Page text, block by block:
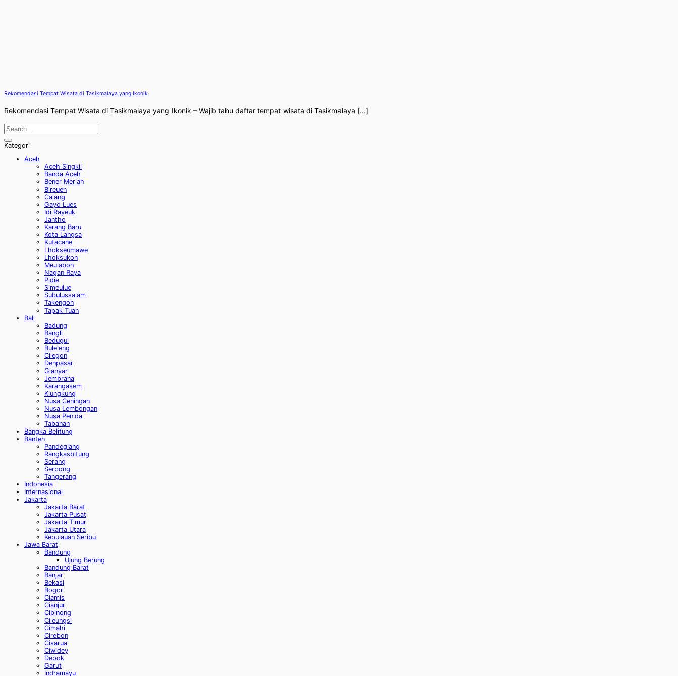
Rekomendasi Tempat Wisata di Tasikmalaya yang Ikonik
Rekomendasi Tempat Wisata di Tasikmalaya yang Ikonik – Wajib tahu daftar tempat wisata di Tasikmalaya [...]
Kategori
Aceh
Aceh Singkil
Banda Aceh
Bener Meriah
Bireuen
Calang
Gayo Lues
Idi Rayeuk
Jantho
Karang Baru
Kota Langsa
Kutacane
Lhokseumawe
Lhoksukon
Meulaboh
Nagan Raya
Pidie
Simeulue
Subulussalam
Takengon
Tapak Tuan
Bali
Badung
Bangli
Bedugul
Buleleng
Cilegon
Denpasar
Gianyar
Jembrana
Karangasem
Klungkung
Nusa Ceningan
Nusa Lembongan
Nusa Penida
Tabanan
Bangka Belitung
Banten
Pandeglang
Rangkasbitung
Serang
Serpong
Tangerang
Indonesia
Internasional
Jakarta
Jakarta Barat
Jakarta Pusat
Jakarta Timur
Jakarta Utara
Kepulauan Seribu
Jawa Barat
Bandung
Ujung Berung
Bandung Barat
Banjar
Bekasi
Bogor
Ciamis
Cianjur
Cibinong
Cileungsi
Cimahi
Cirebon
Cisarua
Ciwidey
Depok
Garut
Indramayu